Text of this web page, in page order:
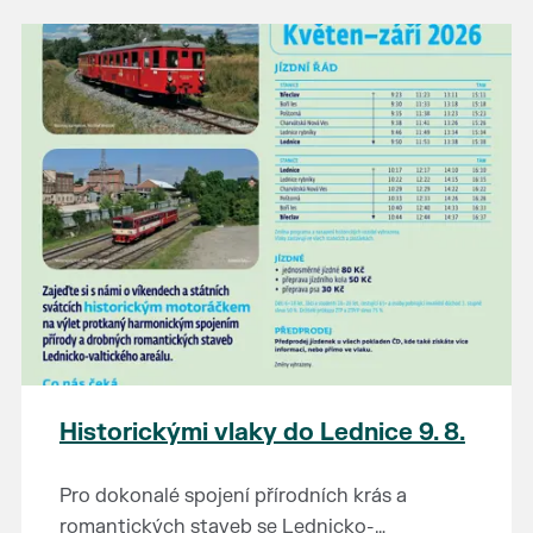
Prodejce prosíme tradičně o příchod 30
minut před začátkem, aby si vše na
prodejních místech stihli přichystat. Pokud
plánujete přijít a chcete rezervovat prodejní
místo, potvrďte prosím účast přes email
petr.vlasak@breclav.eu nebo zde v události,
ať víme, s kolika lidmi máme počítat. Počet
prodejních míst je omezen.
Těšíme se jako vždy!
Historickými vlaky do Lednice 9. 8.
Pro dokonalé spojení přírodních krás a
romantických staveb se Lednicko-